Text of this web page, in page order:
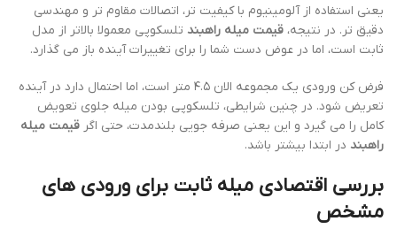
یعنی استفاده از آلومینیوم با کیفیت تر، اتصالات مقاوم تر و مهندسی
دقیق تر. در نتیجه، قیمت میله راهبند تلسکوپی معمولا بالاتر از مدل
ثابت است، اما در عوض دست شما را برای تغییرات آینده باز می گذارد.
فرض کن ورودی یک مجموعه الان ۴.۵ متر است، اما احتمال دارد در آینده
تعریض شود. در چنین شرایطی، تلسکوپی بودن میله جلوی تعویض
کامل را می گیرد و این یعنی صرفه جویی بلندمدت، حتی اگر قیمت میله
راهبند در ابتدا بیشتر باشد.
بررسی اقتصادی میله ثابت برای ورودی های
مشخص